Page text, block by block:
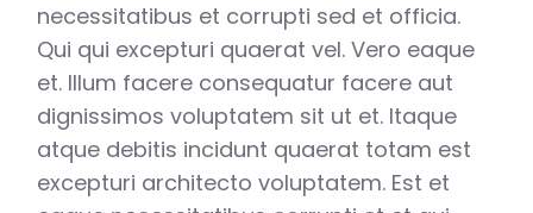
necessitatibus et corrupti sed et officia.
Qui qui excepturi quaerat vel. Vero eaque
et. Illum facere consequatur facere aut
dignissimos voluptatem sit ut et. Itaque
atque debitis incidunt quaerat totam est
excepturi architecto voluptatem. Est et